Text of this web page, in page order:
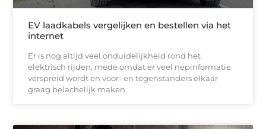
EV laadkabels vergelijken en bestellen via het
internet
Er is nog altijd veel onduidelijkheid rond het
elektrisch rijden, mede omdat er veel nepinformatie
verspreid wordt en voor- en tegenstanders elkaar
graag belachelijk maken.